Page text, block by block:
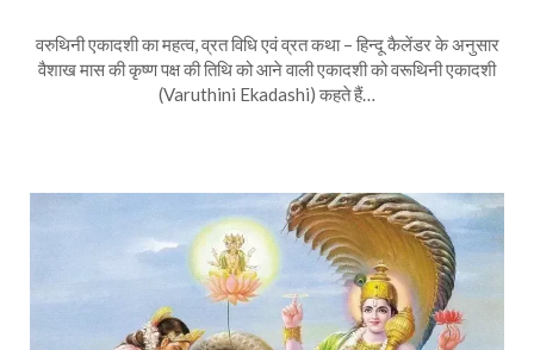
वरुथिनी एकादशी का महत्व, व्रत विधि एवं व्रत कथा – हिन्‍दू कैलेंडर के अनुसार
वैशाख मास की कृष्‍ण पक्ष की तिथि को आने वाली एकादशी को वरूथिनी एकादशी
(Varuthini Ekadashi) कहते हैं…